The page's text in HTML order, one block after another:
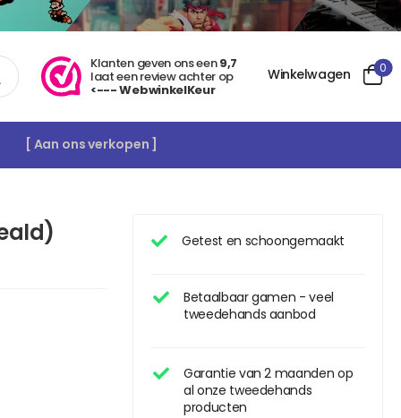
Klanten geven ons een9,7
laat een review achter op
<--- WebwinkelKeur
Winkelwagen 0
[ Aan ons verkopen ]
Getest en schoongemaakt
Betaalbaar gamen - veel
tweedehands aanbod
Garantie van 2 maanden op
al onze tweedehands
producten